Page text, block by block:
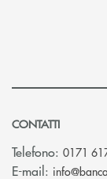
CONTATTI
Telefono: 0171
E-mail: